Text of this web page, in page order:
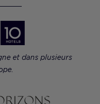
et dans plusieurs